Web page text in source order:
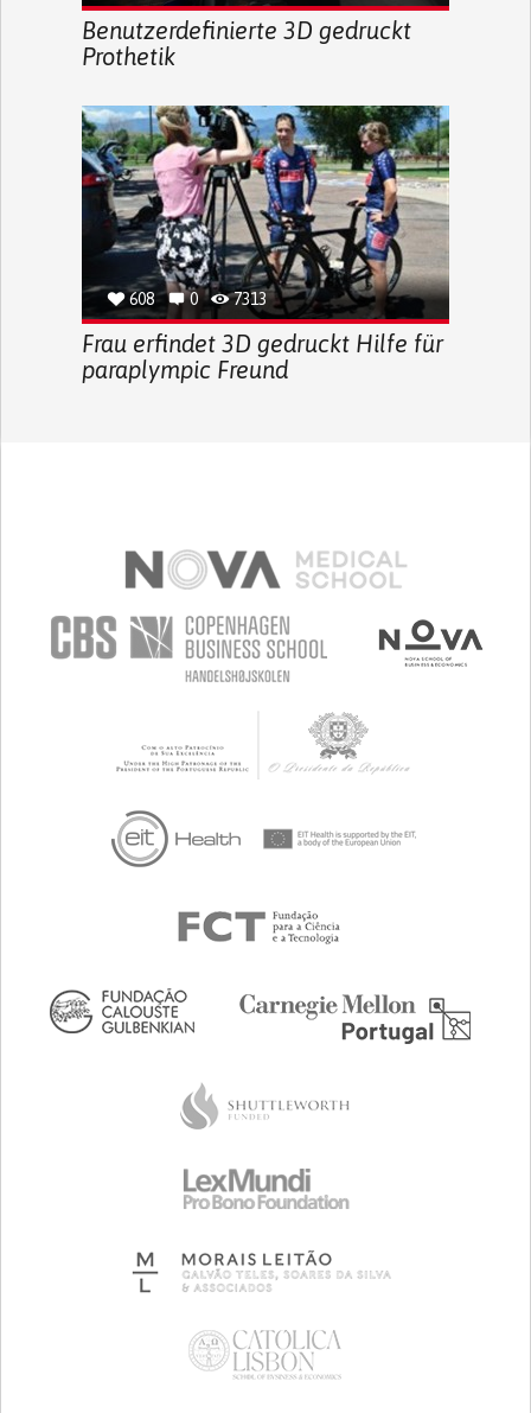
Benutzerdefinierte 3D gedruckt
Prothetik
608 0 7313
Frau erfindet 3D gedruckt Hilfe für
paraplympic Freund